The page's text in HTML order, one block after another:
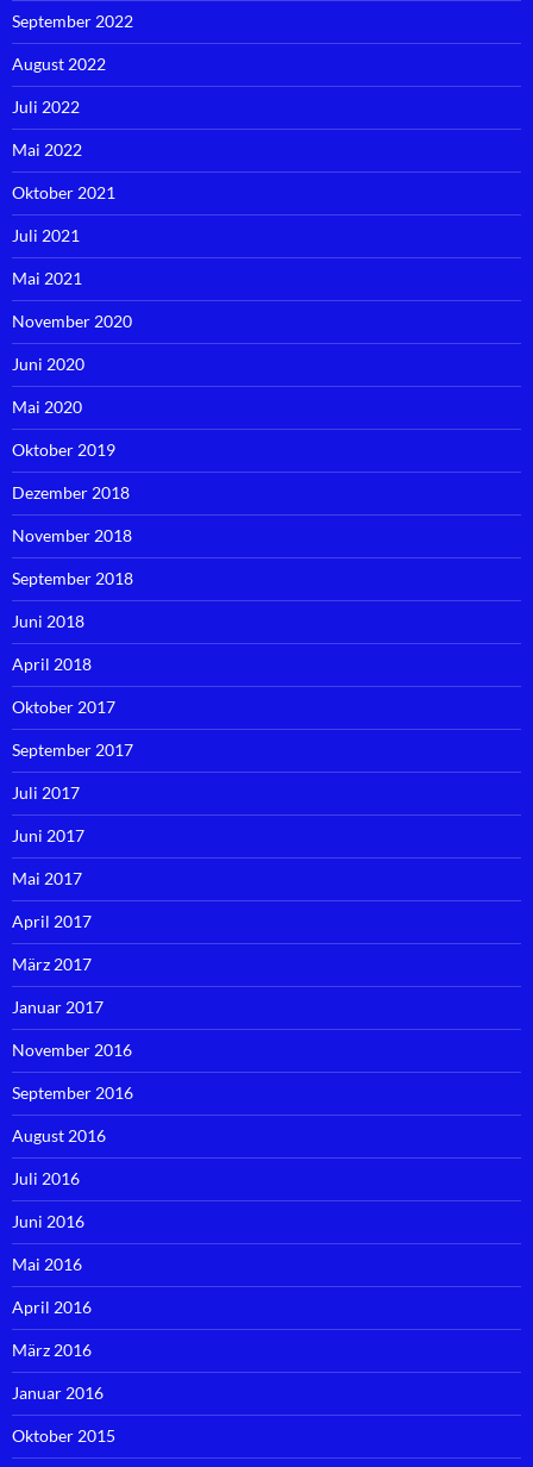
September 2022
August 2022
Juli 2022
Mai 2022
Oktober 2021
Juli 2021
Mai 2021
November 2020
Juni 2020
Mai 2020
Oktober 2019
Dezember 2018
November 2018
September 2018
Juni 2018
April 2018
Oktober 2017
September 2017
Juli 2017
Juni 2017
Mai 2017
April 2017
März 2017
Januar 2017
November 2016
September 2016
August 2016
Juli 2016
Juni 2016
Mai 2016
April 2016
März 2016
Januar 2016
Oktober 2015